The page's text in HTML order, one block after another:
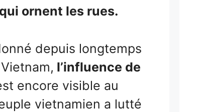
ornent les rues.
depuis longtemps
l’influence de
encore visible au
vietnamien a lutté